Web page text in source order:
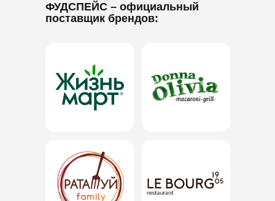
ФУДСПЕЙС – официальный
поставщик брендов: